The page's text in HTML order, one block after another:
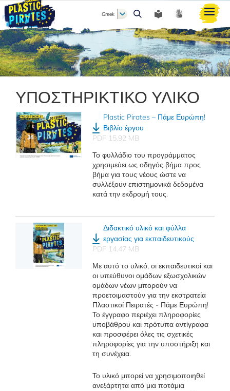
Αναζήτηση
Greek
ΥΠΟΣΤΗΡΙΚΤΙΚΟ ΥΛΙΚΟ
Plastic Pirates – Πάμε Ευρώπη!
Βιβλίο έργου
PDF 15.92 MB
Το φυλλάδιο του προγράμματος
χρησιμεύει ως οδηγός βήμα προς
βήμα για τους νέους ώστε να
συλλέξουν επιστημονικά δεδομένα
κατά την εκδρομή τους.
Διδακτικό υλικό και φύλλα
εργασίας για εκπαιδευτικούς
PDF 14.47 MB
Με αυτό το υλικό, οι εκπαιδευτικοί και
οι υπεύθυνοι ομάδων εξωσχολικών
ομάδων νέων μπορούν να
προετοιμαστούν για την εκστρατεία
Πλαστικοί Πειρατές - Πάμε Ευρώπη!
Το έγγραφο περιέχει πληροφορίες
υποβάθρου και πρότυπα αντίγραφα
και προσφέρει όλες τις σχετικές
πληροφορίες για την υποστήριξη και
τη συνέχεια.
Το υλικό μπορεί να χρησιμοποιηθεί
ανεξάρτητα από μια ποτάμια